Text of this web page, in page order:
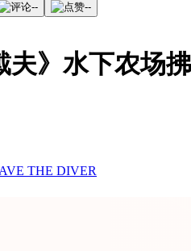
-- --
夫》水下农场
THE DIVER